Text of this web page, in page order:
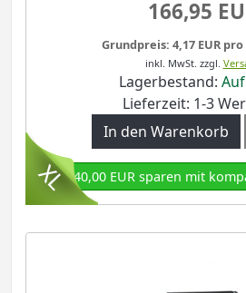
166,95
Grundpreis: 4,17 EUR
inkl. MwSt. zzgl.
Lagerbestand:
Lieferzeit: 1-3
In den Warenkorb
140,00 EUR sparen mit